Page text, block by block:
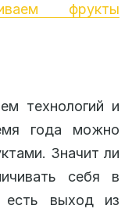
фрукты
технологий и
года можно
Значит ли
себя в
есть выход из